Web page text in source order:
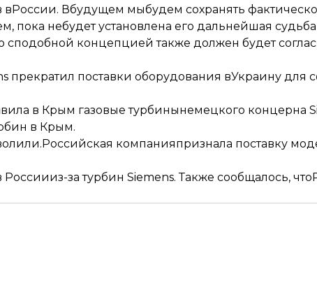
Вбудущем мыбудем сохранять
пока небудет установлена его дальнейшая
сподобной концепцией также должен будет
прекратил поставки оборудования вУкраину для
в Крым газовые турбинынемецкого концерна
в Крым.
компанияпризнала поставку
Россиииз-за турбин Siemens. Также сообщалось, что